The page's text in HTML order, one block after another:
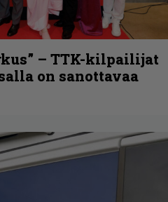
– TTK-kilpailijat
on sanottavaa